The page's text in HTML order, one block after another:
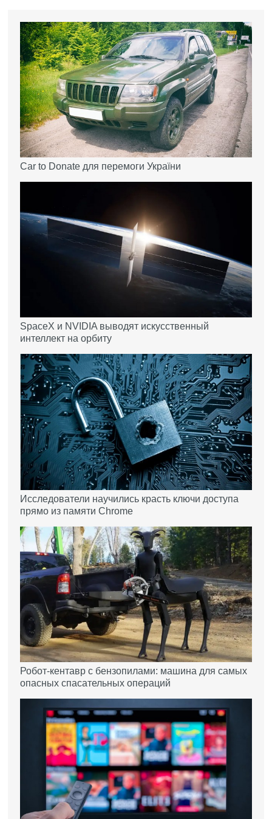
Car to Donate для перемоги України
SpaceX и NVIDIA выводят искусственный
интеллект на орбиту
Исследователи научились красть ключи доступа
прямо из памяти Chrome
Робот-кентавр с бензопилами: машина для самых
опасных спасательных операций